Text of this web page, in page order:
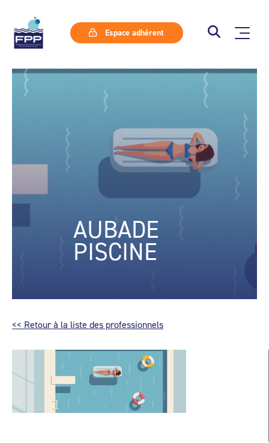
Espace adhérent
AUBADE
PISCINE
<< Retour à la liste des professionnels